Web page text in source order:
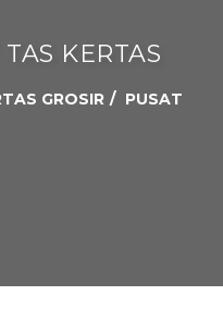
TAS KERTAS
GROSIR
PUSAT